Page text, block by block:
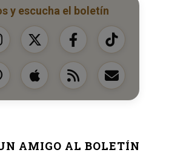
y escucha el boletín
AMIGO AL BOLETÍN